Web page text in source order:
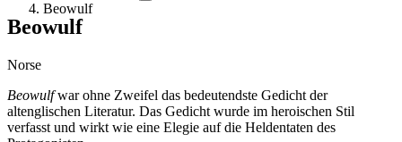
Beowulf
Beowulf
Norse
Beowulfwar ohne Zweifel das bedeutendste Gedicht der
altenglischen Literatur. Das Gedicht wurde im heroischen Stil
verfasst und wirkt wie eine Elegie auf die Heldentaten des